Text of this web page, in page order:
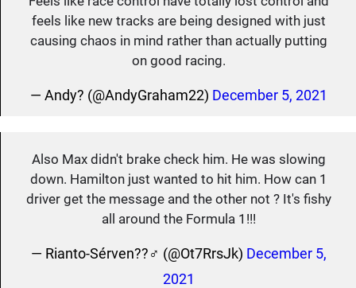
feels like new tracks are being designed with just
causing chaos in mind rather than actually putting
on good racing.
— Andy? (@AndyGraham22) December 5, 2021
Also Max didn't brake check him. He was slowing
down. Hamilton just wanted to hit him. How can 1
driver get the message and the other not ? It's fishy
all around the Formula 1!!!
— Rianto-Sérven??‍♂️ (@Ot7RrsJk) December 5,
2021